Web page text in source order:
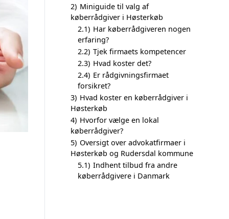
2) Miniguide til valg af
køberrådgiver i Høsterkøb
2.1) Har køberrådgiveren nogen
erfaring?
2.2) Tjek firmaets kompetencer
2.3) Hvad koster det?
2.4) Er rådgivningsfirmaet
forsikret?
3) Hvad koster en køberrådgiver i
Høsterkøb
4) Hvorfor vælge en lokal
køberrådgiver?
5) Oversigt over advokatfirmaer i
Høsterkøb og Rudersdal kommune
5.1) Indhent tilbud fra andre
køberrådgivere i Danmark